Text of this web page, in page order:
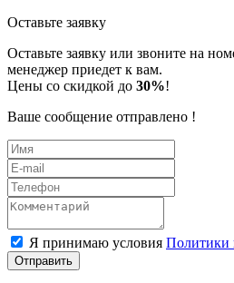
Оставьте заявку
Оставьте заявку или звоните на
менеджер приедет к вам.
Цены со скидкой до 30%!
Ваше сообщение отправлено !
Я принимаю условия Политики
Отправить